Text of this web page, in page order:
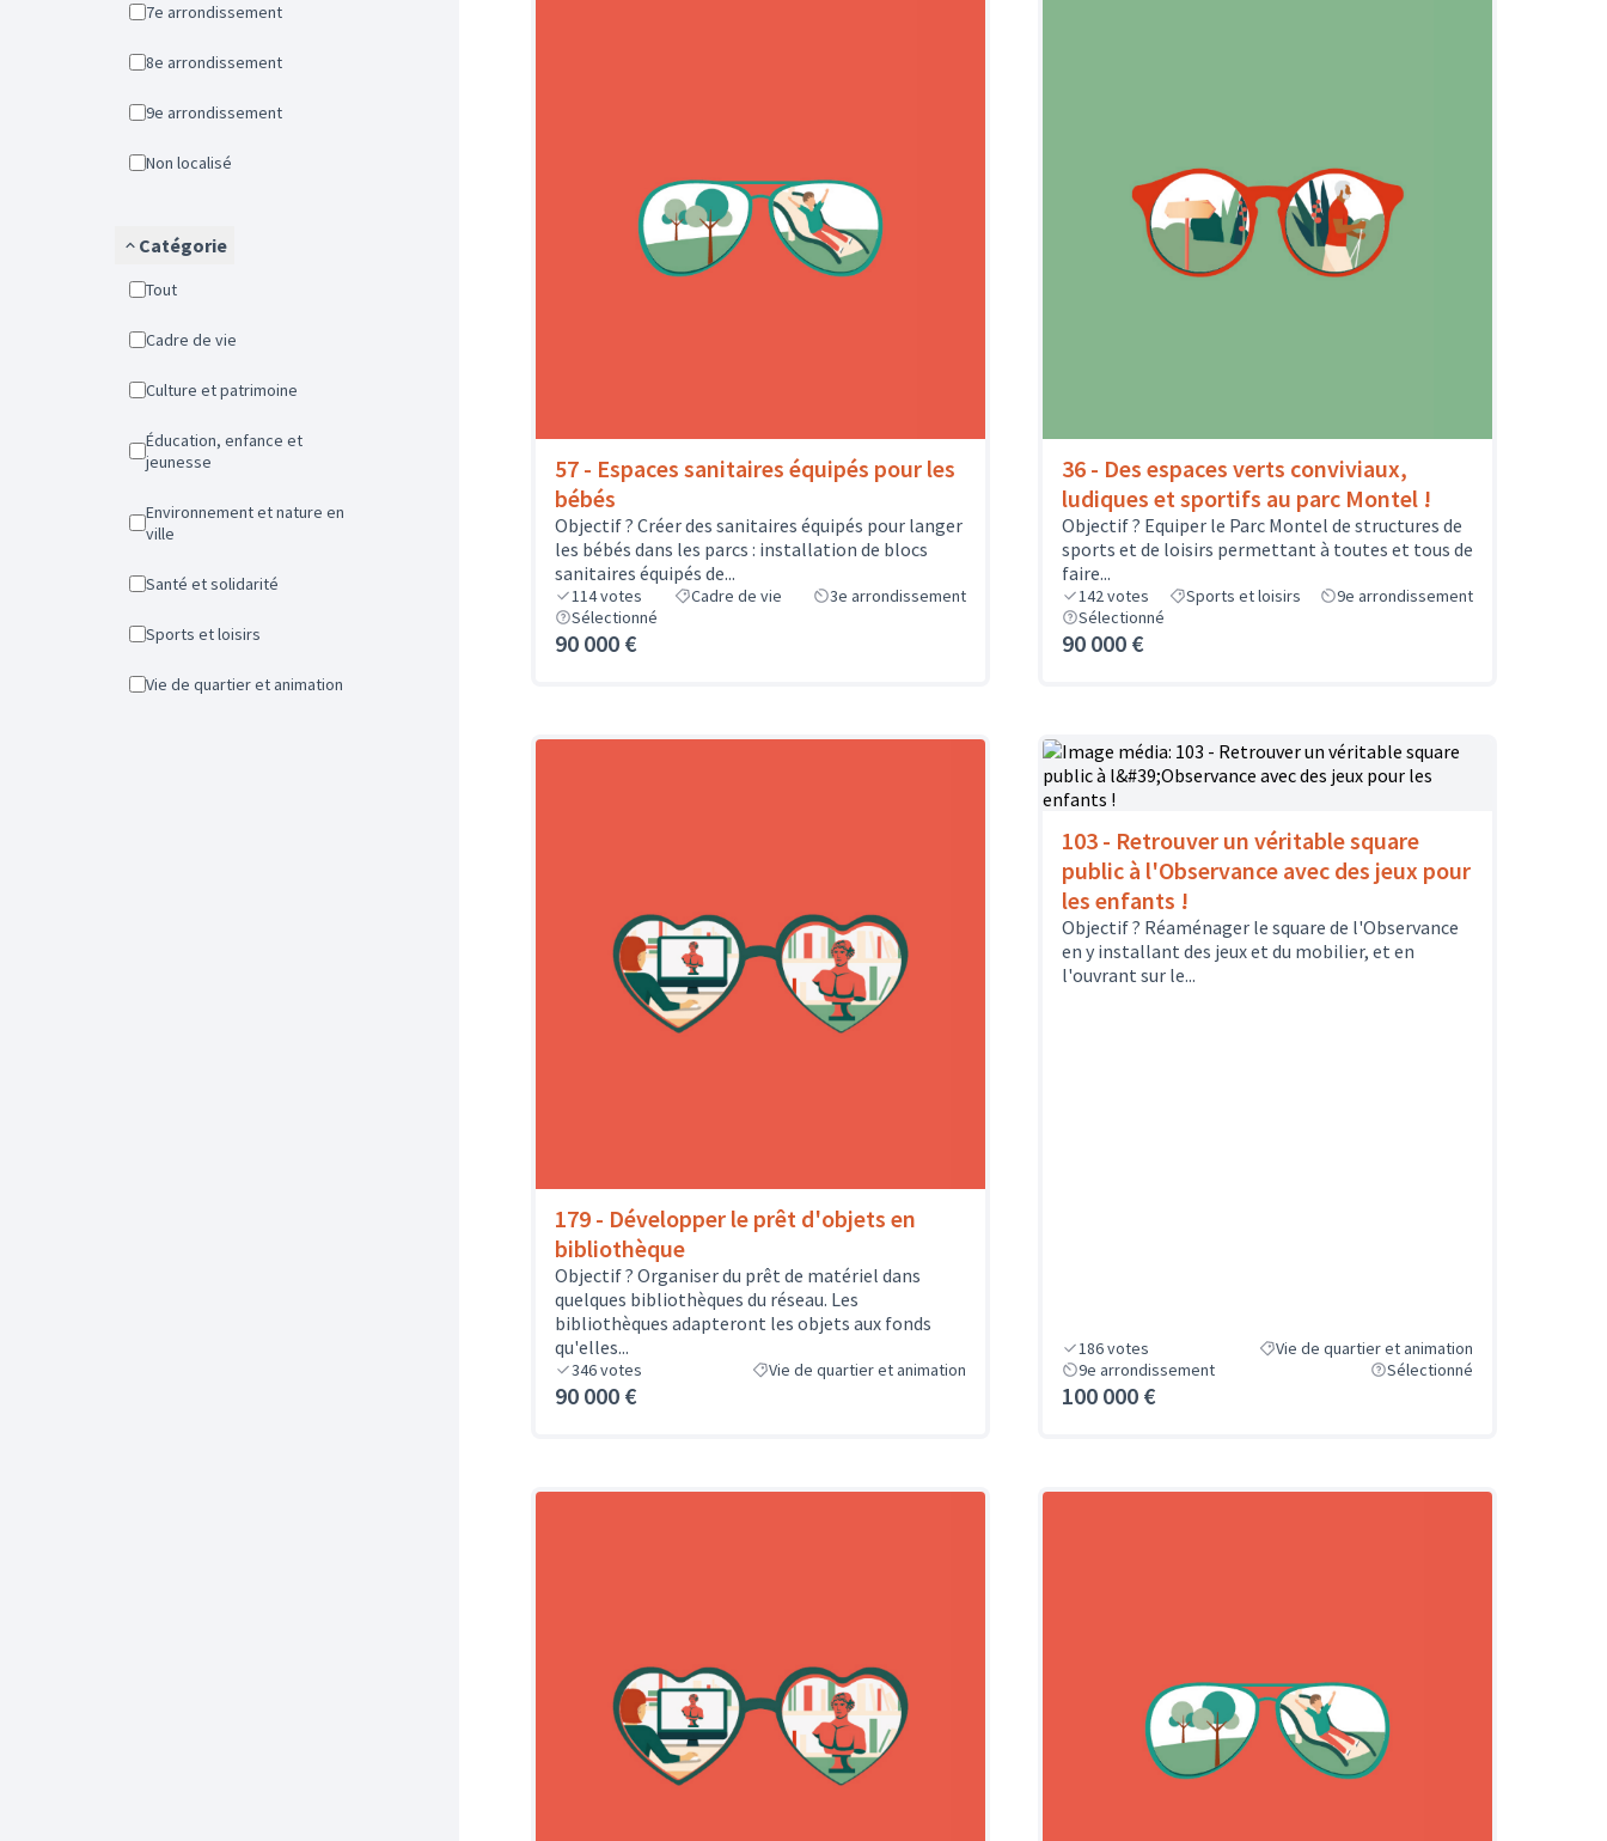
7e arrondissement
8e arrondissement
9e arrondissement
Non localisé
Catégorie
Tout
Cadre de vie
Culture et patrimoine
Éducation, enfance et
jeunesse
Environnement et nature en
ville
Santé et solidarité
Sports et loisirs
Vie de quartier et animation
57 - Espaces sanitaires équipés pour les
bébés
Objectif ? Créer des sanitaires équipés pour langer
les bébés dans les parcs : installation de blocs
sanitaires équipés de...
114votes Cadre de vie
3e arrondissement
Sélectionné
90 000 €
36 - Des espaces verts conviviaux,
ludiques et sportifs au parc Montel !
Objectif ? Equiper le Parc Montel de structures de
sports et de loisirs permettant à toutes et tous de
faire...
142votes Sports et loisirs
9e arrondissement
Sélectionné
90 000 €
179 - Développer le prêt d'objets en
bibliothèque
Objectif ? Organiser du prêt de matériel dans
quelques bibliothèques du réseau. Les
bibliothèques adapteront les objets aux fonds
qu'elles...
346votes Vie de quartier et animation
90 000 €
103 - Retrouver un véritable square
public à l'Observance avec des jeux pour
les enfants !
Objectif ? Réaménager le square de l'Observance
en y installant des jeux et du mobilier, et en
l'ouvrant sur le...
186votes
Vie de quartier et animation
9e arrondissement
Sélectionné
100 000 €